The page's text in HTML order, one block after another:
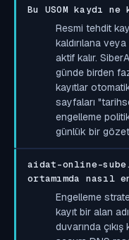
Bu USOM kaydı
Resmi tehdit
kaldırılana
aktif kalır.
günde birden
kayıtlar
sayfaları
engelleme
günlük bir
aidat-online-
ortamımda nasıl
Engelleme
kayıt bir alan
duvarında